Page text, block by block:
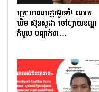
ក្រោយពលរដ្ឋរអ៊ូរទាំ! លោក
ឃឹម ស៊ុនសូដា ចៅហ្វាយខណ្ឌ
កំបូល បញ្ជាក់ថា…